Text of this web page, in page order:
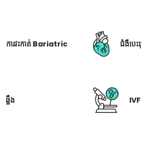
ការវះកាត់ Bariatric ជំងឺបេ
ឆ្អឹង